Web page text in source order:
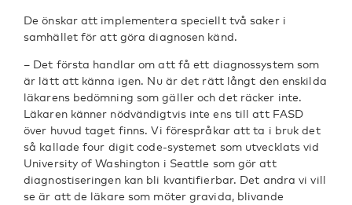
De önskar att implementera speciellt två saker i
samhället för att göra diagnosen känd.
– Det första handlar om att få ett diagnossystem som
är lätt att känna igen. Nu är det rätt långt den enskilda
läkarens bedömning som gäller och det räcker inte.
Läkaren känner nödvändigtvis inte ens till att FASD
över huvud taget finns. Vi förespråkar att ta i bruk det
så kallade four digit code-systemet som utvecklats vid
University of Washington i Seattle som gör att
diagnostiseringen kan bli kvantifierbar. Det andra vi vill
se är att de läkare som möter gravida, blivande